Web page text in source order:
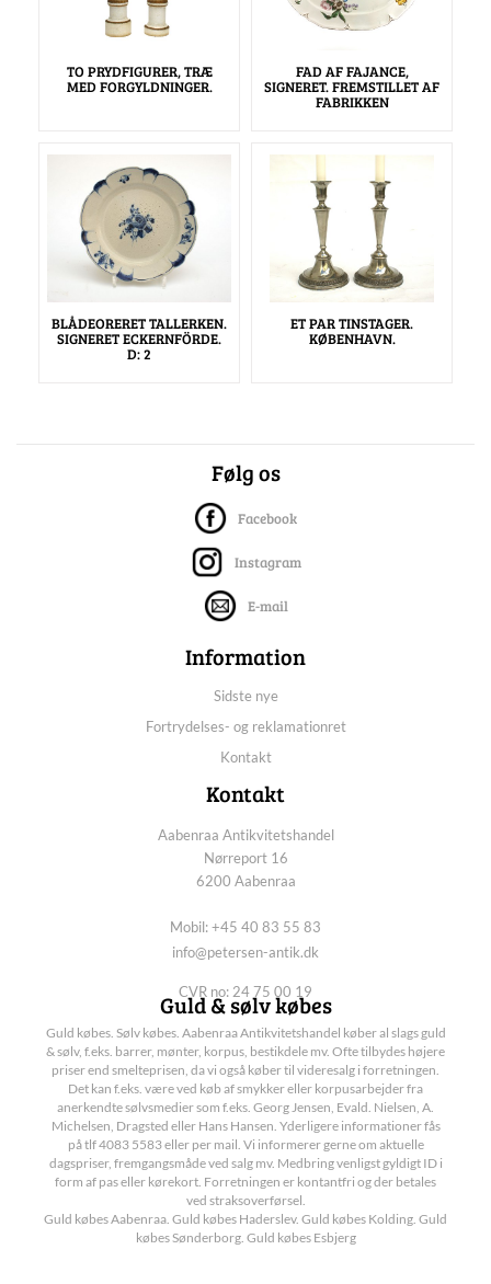
TO PRYDFIGURER, TRÆ
MED FORGYLDNINGER.
FAD AF FAJANCE,
SIGNERET. FREMSTILLET AF
FABRIKKEN
BLÅDEORERET TALLERKEN.
SIGNERET ECKERNFÖRDE.
D: 2
ET PAR TINSTAGER.
KØBENHAVN.
Følg os
Facebook
Instagram
E-mail
Information
Sidste nye
Fortrydelses- og reklamationret
Kontakt
Kontakt
Aabenraa Antikvitetshandel
Nørreport 16
6200 Aabenraa
Mobil: +45 40 83 55 83
info@petersen-antik.dk
CVR no: 24 75 00 19
Guld & sølv købes
Guld købes. Sølv købes. Aabenraa Antikvitetshandel køber al slags guld
& sølv, f.eks. barrer, mønter, korpus, bestikdele mv. Ofte tilbydes højere
priser end smelteprisen, da vi også køber til videresalg i forretningen.
Det kan f.eks. være ved køb af smykker eller korpusarbejder fra
anerkendte sølvsmedier som f.eks. Georg Jensen, Evald. Nielsen, A.
Michelsen, Dragsted eller Hans Hansen. Yderligere informationer fås
på tlf 4083 5583 eller per mail. Vi informerer gerne om aktuelle
dagspriser, fremgangsmåde ved salg mv. Medbring venligst gyldigt ID i
form af pas eller kørekort. Forretningen er kontantfri og der betales
ved straksoverførsel.
Guld købes Aabenraa. Guld købes Haderslev. Guld købes Kolding. Guld
købes Sønderborg. Guld købes Esbjerg